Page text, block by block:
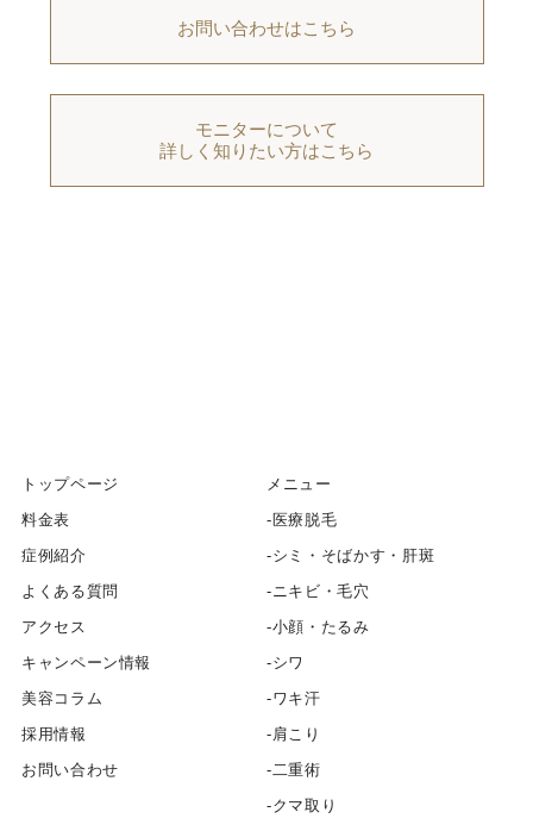
お問い合わせはこちら
モニターについて
詳しく知りたい方はこちら
トップページ
料金表
症例紹介
よくある質問
アクセス
キャンペーン情報
美容コラム
採用情報
お問い合わせ
メニュー
医療脱毛
シミ・そばかす・肝斑
ニキビ・毛穴
小顔・たるみ
シワ
ワキ汗
肩こり
二重術
クマ取り